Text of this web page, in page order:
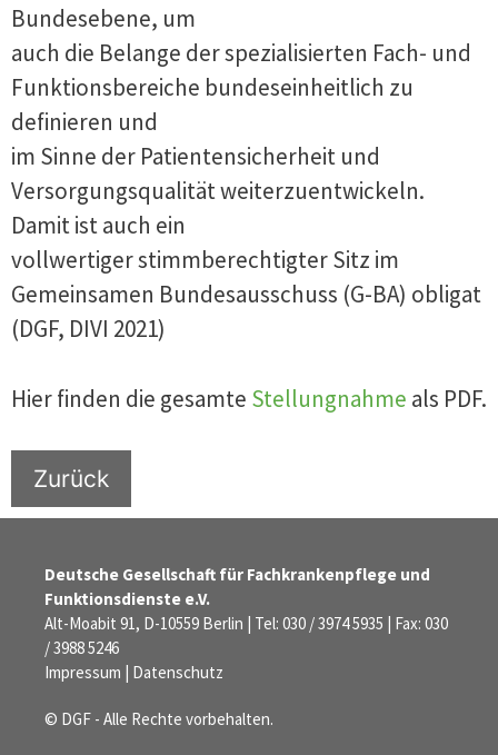
Bundesebene, um
auch die Belange der spezialisierten Fach- und
Funktionsbereiche bundeseinheitlich zu
definieren und
im Sinne der Patientensicherheit und
Versorgungsqualität weiterzuentwickeln.
Damit ist auch ein
vollwertiger stimmberechtigter Sitz im
Gemeinsamen Bundesausschuss (G-BA) obligat
(DGF, DIVI 2021)
Hier finden die gesamte Stellungnahme als PDF.
Zurück
Deutsche Gesellschaft für Fachkrankenpflege und
Funktionsdienste e.V.
Alt-Moabit 91, D-10559 Berlin | Tel: 030 / 3974 5935 | Fax: 030
/ 3988 5246
Impressum | Datenschutz
© DGF - Alle Rechte vorbehalten.